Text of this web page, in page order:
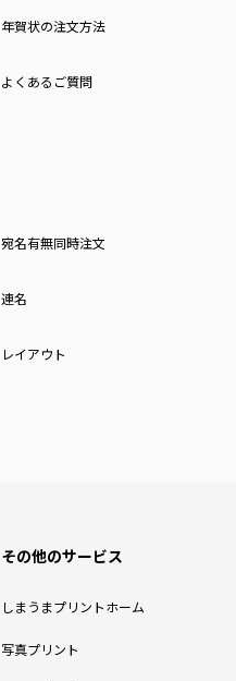
年賀状の注文方法
よくあるご質問
宛名有無同時注文
連名
レイアウト
その他のサービス
しまうまプリントホーム
写真プリント